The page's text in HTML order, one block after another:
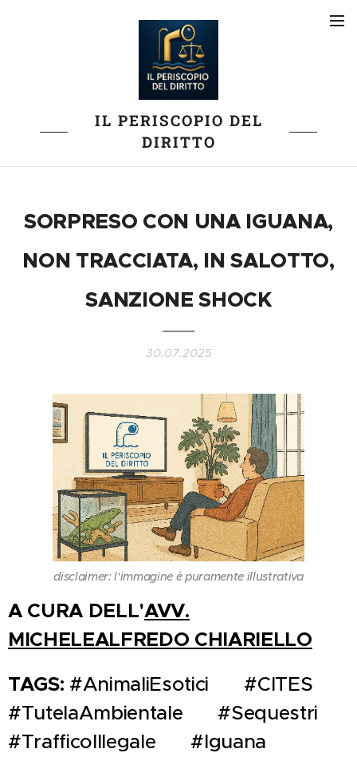
IL PERISCOPIO DEL
DIRITTO
SORPRESO CON UNA IGUANA,
NON TRACCIATA, IN SALOTTO,
SANZIONE SHOCK
30.07.2025
disclaimer: l'immagine è puramente illustrativa
A CURA DELL'AVV.
MICHELEALFREDO CHIARIELLO
TAGS: #AnimaliEsotici 🐍 #CITES 🌍
#TutelaAmbientale 🌱 #Sequestri 🚨
#TrafficoIllegale ❌ #Iguana 🦎